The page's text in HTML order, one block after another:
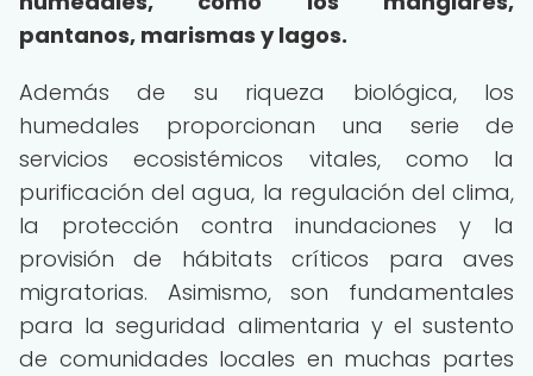
pantanos, marismas y lagos.
Además de su riqueza biológica, los
humedales proporcionan una serie de
servicios ecosistémicos vitales, como la
purificación del agua, la regulación del clima,
la protección contra inundaciones y la
provisión de hábitats críticos para aves
migratorias. Asimismo, son fundamentales
para la seguridad alimentaria y el sustento
de comunidades locales en muchas partes